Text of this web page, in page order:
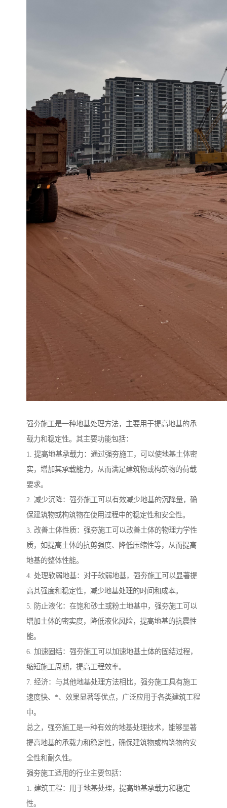
强夯施工是一种地基处理方法，主要用于提高地基的承
载力和稳定性。其主要功能包括：
1. 提高地基承载力：通过强夯施工，可以使地基土体密
实，增加其承载能力，从而满足建筑物或构筑物的荷载
要求。
2. 减少沉降：强夯施工可以有效减少地基的沉降量，确
保建筑物或构筑物在使用过程中的稳定性和安全性。
3. 改善土体性质：强夯施工可以改善土体的物理力学性
质，如提高土体的抗剪强度、降低压缩性等，从而提高
地基的整体性能。
4. 处理软弱地基：对于软弱地基，强夯施工可以显著提
高其强度和稳定性，减少地基处理的时间和成本。
5. 防止液化：在饱和砂土或粉土地基中，强夯施工可以
增加土体的密实度，降低液化风险，提高地基的抗震性
能。
6. 加速固结：强夯施工可以加速地基土体的固结过程，
缩短施工周期，提高工程效率。
7. 经济：与其他地基处理方法相比，强夯施工具有施工
速度快、*、效果显著等优点，广泛应用于各类建筑工程
中。
总之，强夯施工是一种有效的地基处理技术，能够显著
提高地基的承载力和稳定性，确保建筑物或构筑物的安
全性和耐久性。
强夯施工适用的行业主要包括：
1. 建筑工程：用于地基处理，提高地基承载力和稳定
性。